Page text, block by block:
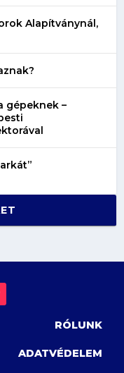
Alapítványnál,
gépeknek –
RÓLUNK
ADATVÉDELEM